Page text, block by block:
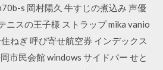
s 岡村陽久 牛すじの煮込み 声優
ニスの王子様 ストラップ mika vanio
ねぎ 呼び寄せ航空券 インデックス
市民会館 windows サイドバー せと